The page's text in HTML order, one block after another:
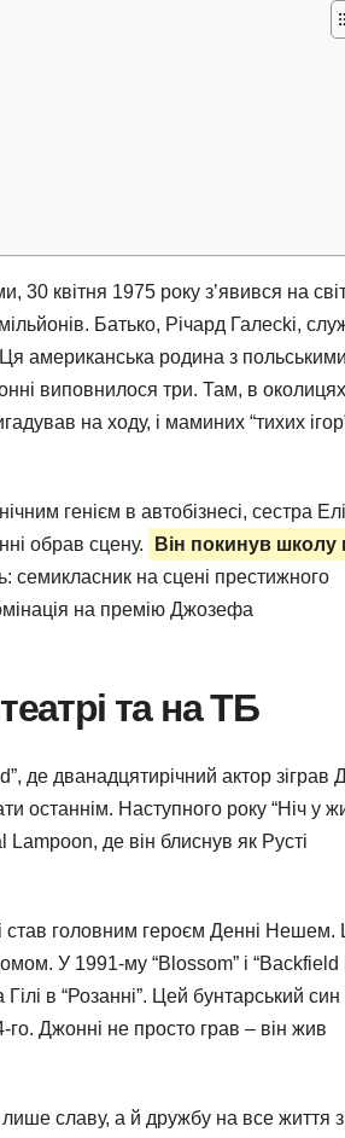
30 квітня 1975 року з’явився на
Батько, Річард Галecki,
американська родина з
виповнилося три. Там, в
на ходу, і маминих “тихих
генієм в автобізнесі, сестра
обрав сцену.
Він покинув школу
семикласник на сцені престижного
на премію Джозефа
та на ТБ
де дванадцятирічний актор зіграв
останнім. Наступного року “Ніч у
Lampoon, де він блиснув як Русті
став головним героєм Денні Нешем.
У 1991-му “Blossom” і “Backfield
в “Розанні”. Цей бунтарський син
Джонні не просто грав – він жив
лише славу, а й дружбу на все життя з